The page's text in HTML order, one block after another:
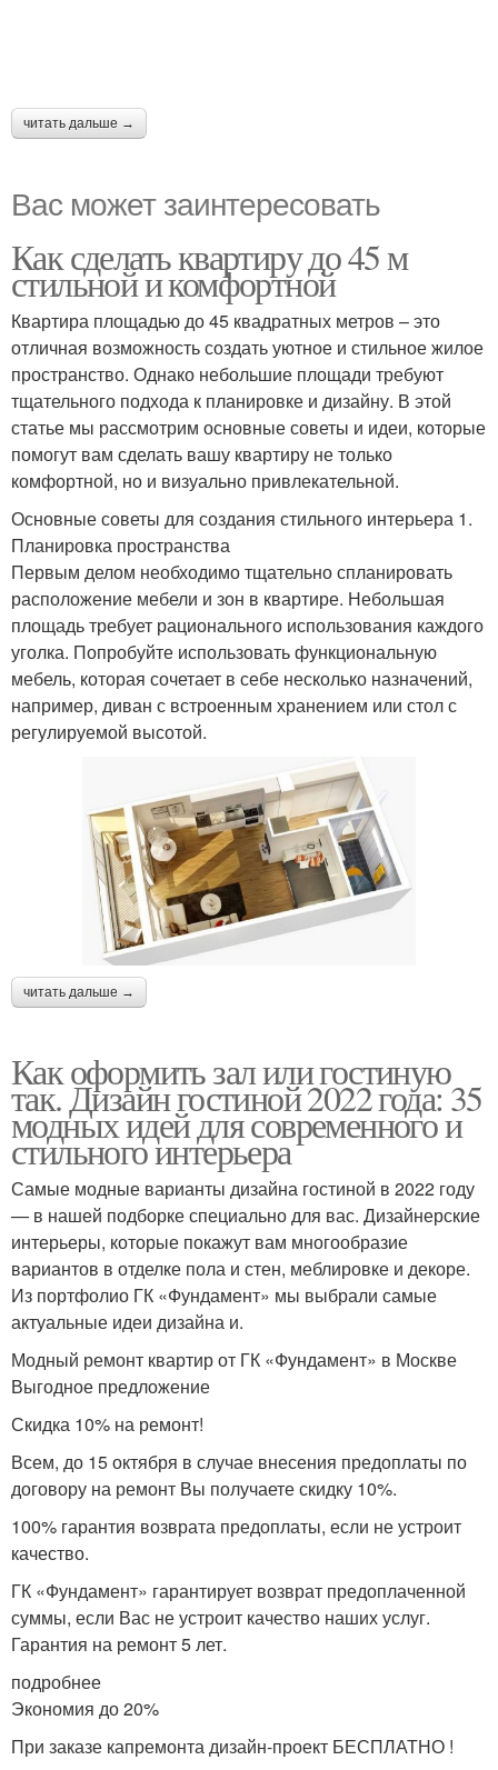
читать дальше →
Вас может заинтересовать
Как сделать квартиру до 45 м
стильной и комфортной
Квартира площадью до 45 квадратных метров – это
отличная возможность создать уютное и стильное жилое
пространство. Однако небольшие площади требуют
тщательного подхода к планировке и дизайну. В этой
статье мы рассмотрим основные советы и идеи, которые
помогут вам сделать вашу квартиру не только
комфортной, но и визуально привлекательной.
Основные советы для создания стильного интерьера 1.
Планировка пространства
Первым делом необходимо тщательно спланировать
расположение мебели и зон в квартире. Небольшая
площадь требует рационального использования каждого
уголка. Попробуйте использовать функциональную
мебель, которая сочетает в себе несколько назначений,
например, диван с встроенным хранением или стол с
регулируемой высотой.
читать дальше →
Как оформить зал или гостиную
так. Дизайн гостиной 2022 года: 35
модных идей для современного и
стильного интерьера
Самые модные варианты дизайна гостиной в 2022 году
— в нашей подборке специально для вас. Дизайнерские
интерьеры, которые покажут вам многообразие
вариантов в отделке пола и стен, меблировке и декоре.
Из портфолио ГК «Фундамент» мы выбрали самые
актуальные идеи дизайна и.
Модный ремонт квартир от ГК «Фундамент» в Москве
Выгодное предложение
Скидка 10% на ремонт!
Всем, до 15 октября в случае внесения предоплаты по
договору на ремонт Вы получаете скидку 10%.
100% гарантия возврата предоплаты, если не устроит
качество.
ГК «Фундамент» гарантирует возврат предоплаченной
суммы, если Вас не устроит качество наших услуг.
Гарантия на ремонт 5 лет.
подробнее
Экономия до 20%
При заказе капремонта дизайн-проект БЕСПЛАТНО !